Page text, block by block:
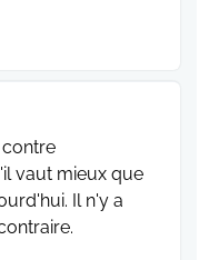
vaut mieux que
Il n'y a